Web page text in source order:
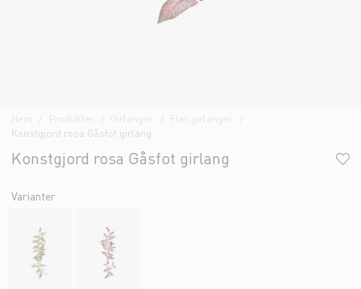
Hem Produkter
Konstgjord rosa Gåsfot girlang
Konstgjord rosa Gåsfot girlang
Varianter